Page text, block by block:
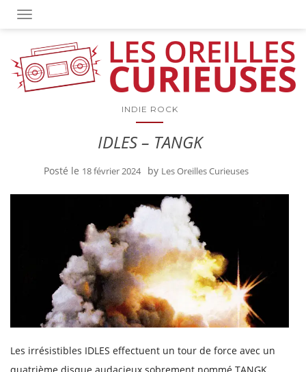
OUVRIR/FERMER LA NAVIGATION
INDIE ROCK
IDLES – TANGK
Posté le 18 février 2024 by Les Oreilles Curieuses
Les irrésistibles IDLES effectuent un tour de force avec un